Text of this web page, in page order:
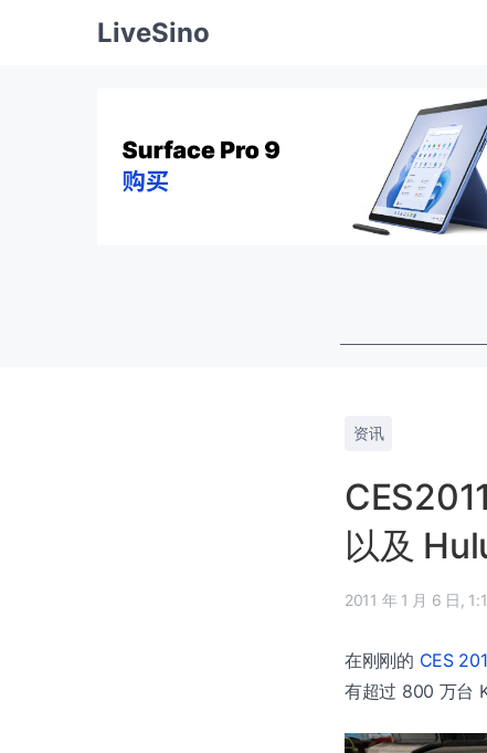
LiveSino
资讯
以及
2011
在刚刚的 CES
有超过 800 万台